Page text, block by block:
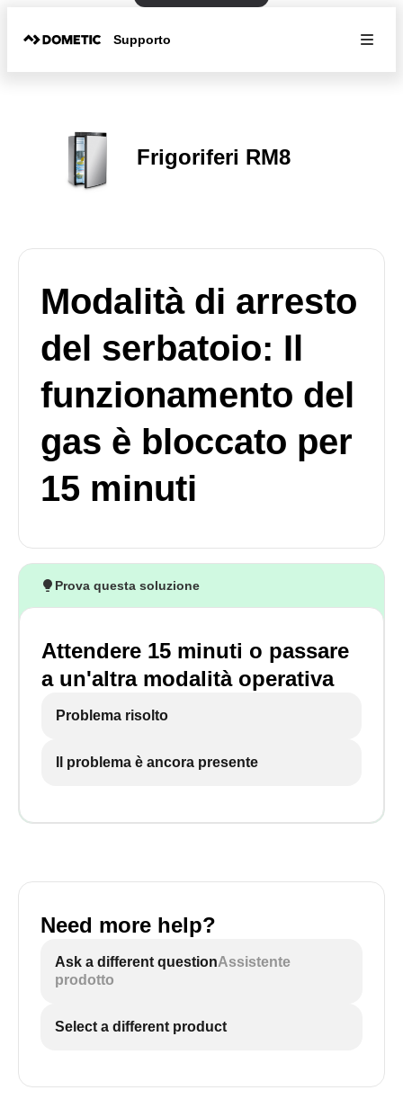
Supporto
Frigoriferi RM8
Modalità di arresto
del serbatoio: Il
funzionamento del
gas è bloccato per
15 minuti
Prova questa soluzione
Attendere 15 minuti o passare
a un'altra modalità operativa
Problema risolto
Il problema è ancora presente
Need more help?
Ask a different questionAssistente
prodotto
Select a different product